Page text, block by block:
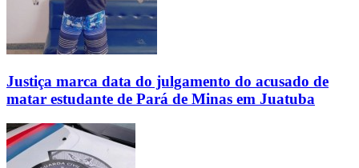
Justiça marca data do julgamento do acusado de
matar estudante de Pará de Minas em Juatuba